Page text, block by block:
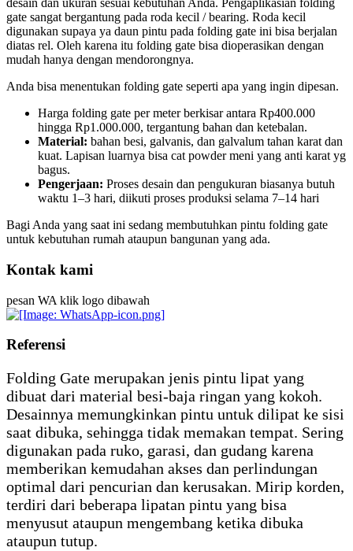
desain dan ukuran sesuai kebutuhan Anda. Pengaplikasian folding
gate sangat bergantung pada roda kecil / bearing. Roda kecil
digunakan supaya ya daun pintu pada folding gate ini bisa berjalan
diatas rel. Oleh karena itu folding gate bisa dioperasikan dengan
mudah hanya dengan mendorongnya.
Anda bisa menentukan folding gate seperti apa yang ingin dipesan.
Harga folding gate per meter berkisar antara Rp400.000
hingga Rp1.000.000, tergantung bahan dan ketebalan.
Material: bahan besi, galvanis, dan galvalum tahan karat dan
kuat. Lapisan luarnya bisa cat powder meni yang anti karat yg
bagus.
Pengerjaan: Proses desain dan pengukuran biasanya butuh
waktu 1–3 hari, diikuti proses produksi selama 7–14 hari
Bagi Anda yang saat ini sedang membutuhkan pintu folding gate
untuk kebutuhan rumah ataupun bangunan yang ada.
Kontak kami
pesan WA klik logo dibawah
Referensi
Folding Gate merupakan jenis pintu lipat yang
dibuat dari material besi-baja ringan yang kokoh.
Desainnya memungkinkan pintu untuk dilipat ke sisi
saat dibuka, sehingga tidak memakan tempat. Sering
digunakan pada ruko, garasi, dan gudang karena
memberikan kemudahan akses dan perlindungan
optimal dari pencurian dan kerusakan. Mirip korden,
terdiri dari beberapa lipatan pintu yang bisa
menyusut ataupun mengembang ketika dibuka
ataupun tutup.